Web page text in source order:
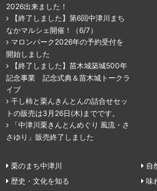
2026出来ました！
【終了しました】第6回中津川まち
なかマルシェ開催！（6/7）
マロンパーク2026年の予約受付を
開始しました
【終了しました】苗木城築城500年
記念事業 記念式典＆苗木城トークラ
イブ
干し柿と栗んきんとんの詰合せセッ
トの販売は3月26日(木)までです。
「中津川栗きんとんめぐり 風流・さ
さゆり」販売終了しました
栗のまち中津川
自
歴史・文化を知る
味